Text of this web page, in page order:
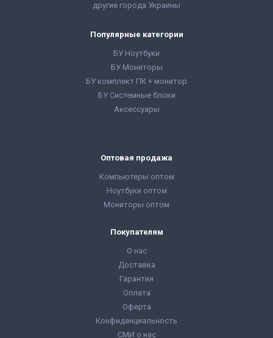
другие города Украины
Популярные категории
БУ Ноутбуки
БУ Мониторы
БУ комплект ПК + монитор
БУ Системные блоки
Аксессуары
Оптовая продажа
Компьютеры оптом
Ноутбуки оптом
Мониторы оптом
Покупателям
О нас
Доставка
Гарантия
Оплата
Оферта
Конфиденциальность
СМИ о нас